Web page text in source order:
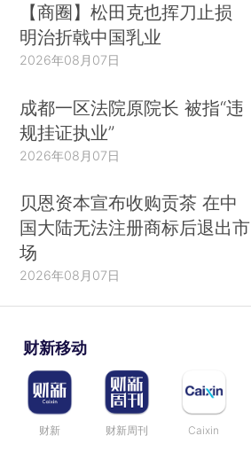
【商圈】松田克也挥刀止损
明治折戟中国乳业
2026年08月07日
成都一区法院原院长 被指“违
规挂证执业”
2026年08月07日
贝恩资本宣布收购贡茶 在中
国大陆无法注册商标后退出市
场
2026年08月07日
财新移动
财新 财新周刊 Caixin